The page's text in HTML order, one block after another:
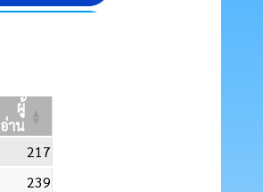
ผู้
อ่าน
217
239